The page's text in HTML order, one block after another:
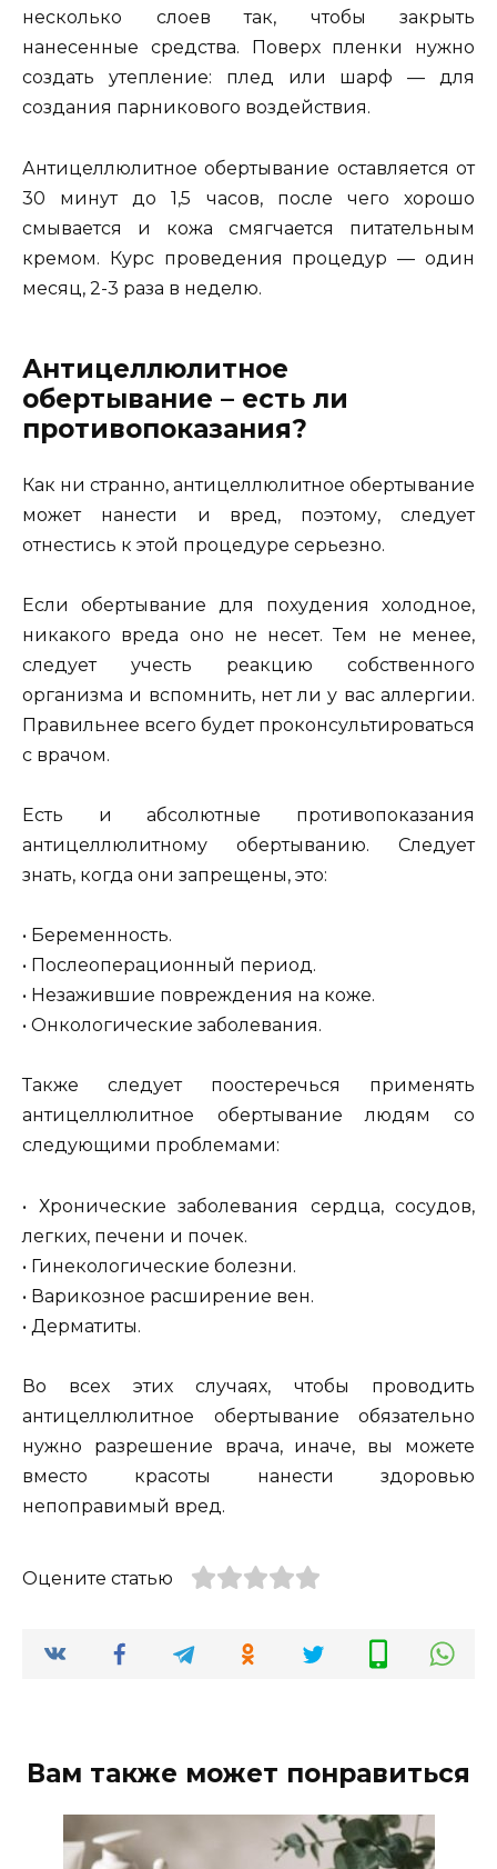
несколько слоев так, чтобы закрыть
нанесенные средства. Поверх пленки нужно
создать утепление: плед или шарф — для
создания парникового воздействия.
Антицеллюлитное обертывание оставляется от
30 минут до 1,5 часов, после чего хорошо
смывается и кожа смягчается питательным
кремом. Курс проведения процедур — один
месяц, 2-3 раза в неделю.
Антицеллюлитное
обертывание – есть ли
противопоказания?
Как ни странно, антицеллюлитное обертывание
может нанести и вред, поэтому, следует
отнестись к этой процедуре серьезно.
Если обертывание для похудения холодное,
никакого вреда оно не несет. Тем не менее,
следует учесть реакцию собственного
организма и вспомнить, нет ли у вас аллергии.
Правильнее всего будет проконсультироваться
с врачом.
Есть и абсолютные противопоказания
антицеллюлитному обертыванию. Следует
знать, когда они запрещены, это:
• Беременность.
• Послеоперационный период.
• Незажившие повреждения на коже.
• Онкологические заболевания.
Также следует поостеречься применять
антицеллюлитное обертывание людям со
следующими проблемами:
• Хронические заболевания сердца, сосудов,
легких, печени и почек.
• Гинекологические болезни.
• Варикозное расширение вен.
• Дерматиты.
Во всех этих случаях, чтобы проводить
антицеллюлитное обертывание обязательно
нужно разрешение врача, иначе, вы можете
вместо красоты нанести здоровью
непоправимый вред.
Оцените статью
Вам также может понравиться